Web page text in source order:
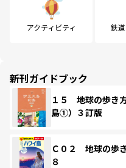
アクティビティ 鉄
新刊ガイドブック
１５ 地球の歩
島①）３訂版
Ｃ０２ 地球の歩
８